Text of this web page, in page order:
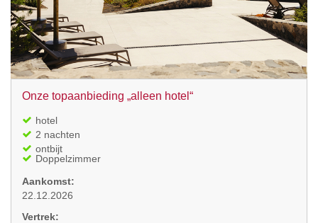
Onze topaanbieding „alleen hotel“
hotel
2 nachten
ontbijt
Doppelzimmer
Aankomst:
22.12.2026
Vertrek: